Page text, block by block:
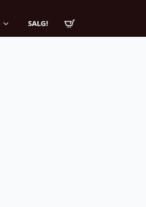
SALG!